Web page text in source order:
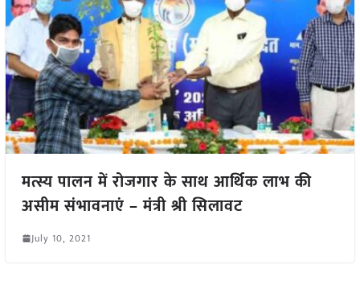
मत्स्य पालन में रोजगार के साथ आर्थिक लाभ की
असीम संभावनाएं – मंत्री श्री सिलावट
July 10, 2021